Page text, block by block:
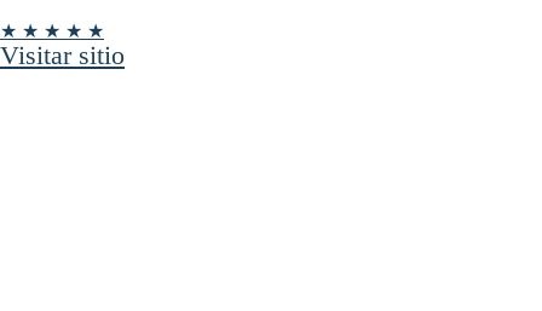
★ ★ ★ ★ ★
Visitar sitio